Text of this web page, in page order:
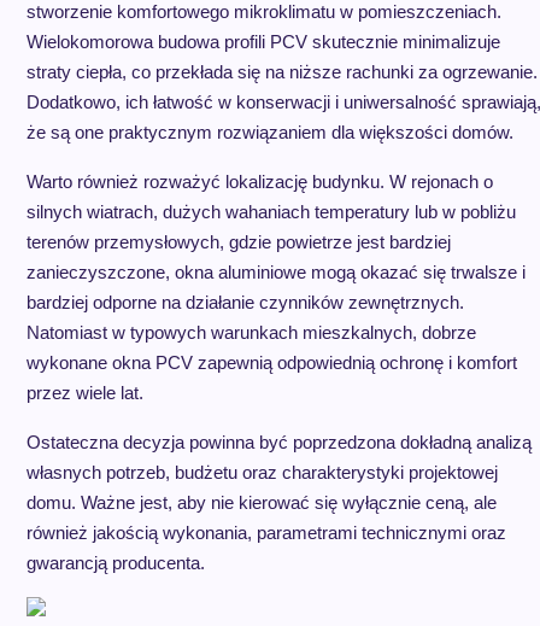
stworzenie komfortowego mikroklimatu w pomieszczeniach.
Wielokomorowa budowa profili PCV skutecznie minimalizuje
straty ciepła, co przekłada się na niższe rachunki za ogrzewanie.
Dodatkowo, ich łatwość w konserwacji i uniwersalność sprawiają,
że są one praktycznym rozwiązaniem dla większości domów.
Warto również rozważyć lokalizację budynku. W rejonach o
silnych wiatrach, dużych wahaniach temperatury lub w pobliżu
terenów przemysłowych, gdzie powietrze jest bardziej
zanieczyszczone, okna aluminiowe mogą okazać się trwalsze i
bardziej odporne na działanie czynników zewnętrznych.
Natomiast w typowych warunkach mieszkalnych, dobrze
wykonane okna PCV zapewnią odpowiednią ochronę i komfort
przez wiele lat.
Ostateczna decyzja powinna być poprzedzona dokładną analizą
własnych potrzeb, budżetu oraz charakterystyki projektowej
domu. Ważne jest, aby nie kierować się wyłącznie ceną, ale
również jakością wykonania, parametrami technicznymi oraz
gwarancją producenta.